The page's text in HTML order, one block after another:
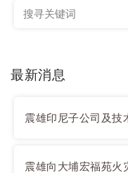
最新消息
震雄印尼子公司及技
震雄向大埔宏福苑火